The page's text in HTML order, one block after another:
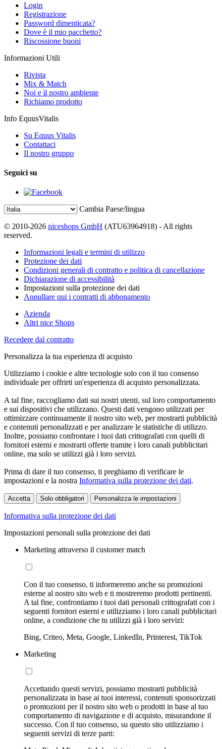
Login
Registrazione
Password dimenticata?
Dove è il mio pacchetto?
Riscossione buoni
Informazioni Utili
Rivista
Mix & Match
Noi e il nostro ambiente
Richiamo prodotto
Info EquusVitalis
Su Equus Vitalis
Contattaci
Il nostro gruppo
Seguici su
Cambia Paese/lingua
© 2010-2026 niceshops GmbH (ATU63964918) - All rights
reserved.
Informazioni legali e termini di utilizzo
Protezione dei dati
Condizioni generali di contratto e politica di cancellazione
Dichiarazione di accessibilità
Impostazioni sulla protezione dei dati
Annullare qui i contratti di abbonamento
Azienda
Altri nice Shops
Recedere dal contratto
Personalizza la tua esperienza di acquisto
Utilizziamo i cookie e altre tecnologie solo con il tuo consenso
individuale per offrirti un'esperienza di acquisto personalizzata.
A tal fine, raccogliamo dati sui nostri utenti, sul loro comportamento
e sui dispositivi che utilizzano. Questi dati vengono utilizzati per
ottimizzare continuamente il nostro sito web, per mostrarti pubblicità
e contenuti personalizzati e per analizzare le statistiche di utilizzo.
Inoltre, possiamo confrontare i tuoi dati crittografati con quelli di
fornitori esterni e mostrarti offerte tramite i loro canali pubblicitari
online, ma solo se utilizzi già i loro servizi.
Prima di dare il tuo consenso, ti preghiamo di verificare le
impostazioni e la nostra Informativa sulla protezione dei dati.
Accetta Solo obbligatori Personalizza le impostazioni
Informativa sulla protezione dei dati
Impostazioni personali sulla protezione dei dati
Marketing attraverso il customer match
Con il tuo consenso, ti informeremo anche su promozioni
esterne al nostro sito web e ti mostreremo prodotti pertinenti.
A tal fine, confrontiamo i tuoi dati personali crittografati con i
seguenti fornitori esterni e utilizziamo i loro canali pubblicitari
online, a condizione che tu utilizzi già i loro servizi:
Bing, Criteo, Meta, Google, LinkedIn, Printerest, TikTok
Marketing
Accettando questi servizi, possiamo mostrarti pubblicità
personalizzata in base ai tuoi interessi, contenuti sponsorizzati
o promozioni per il nostro sito web o prodotti in base al tuo
comportamento di navigazione e di acquisto, misurandone il
successo. Con il tuo consenso, su questo sito utilizziamo i
seguenti servizi di terze parti: